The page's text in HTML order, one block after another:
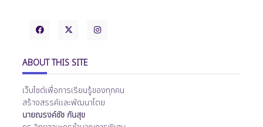
ABOUT THIS SITE
เว็บไซต์เพื่อการเรียนรู้ของทุกคน
สร้างสรรค์และพัฒนาโดย
นายณรงค์ชัช กันสุข